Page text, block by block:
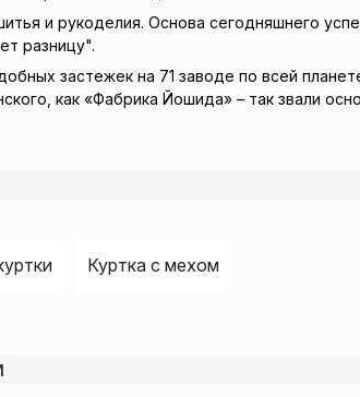
и рукоделия. Основа сегодняшнего
разницу".
застежек на 71 заводе по всей
как «Фабрика Йошида» – так звали
Куртка с мехом